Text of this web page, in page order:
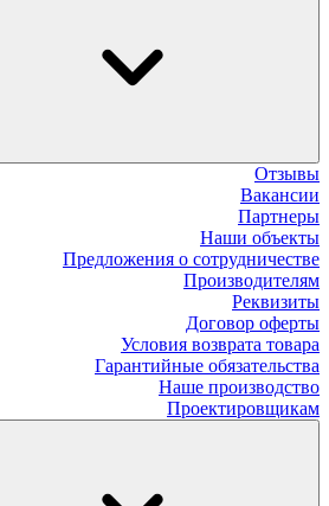
Отзывы
Вакансии
Партнеры
Наши объекты
Предложения о сотрудничестве
Производителям
Реквизиты
Договор оферты
Условия возврата товара
Гарантийные обязательства
Наше производство
Проектировщикам